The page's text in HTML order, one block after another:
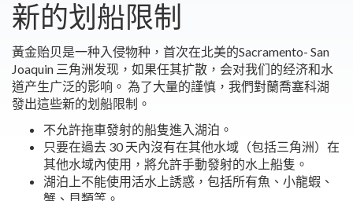
新的划船限制
黃金贻贝是一种入侵物种，首次在北美的Sacramento- San
Joaquin 三角洲发现，如果任其扩散，会对我们的经济和水
道产生广泛的影响。 為了大量的謹慎，我們對蘭喬塞科湖
發出這些新的划船限制。
不允許拖車發射的船隻進入湖泊。
只要在過去 30 天內沒有在其他水域（包括三角洲）在
其他水域內使用，將允許手動發射的水上船隻。
湖泊上不能使用活水上誘惑，包括所有魚、小龍蝦、